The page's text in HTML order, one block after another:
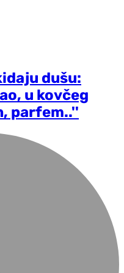
dušu:
u kovčeg
parfem..''